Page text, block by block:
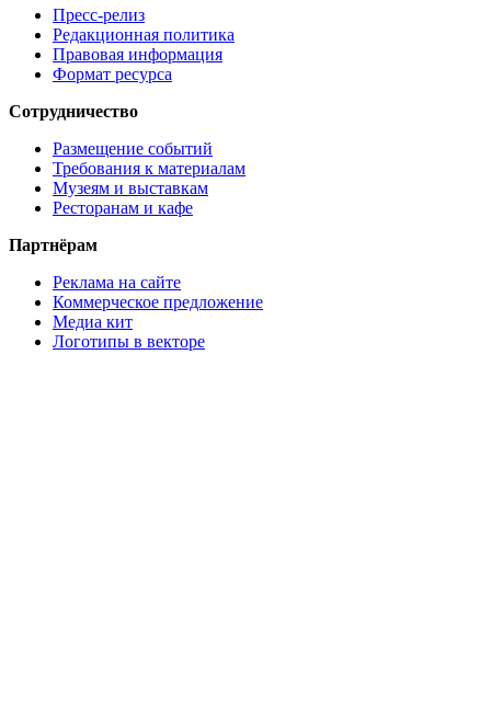
Пресс-релиз
Редакционная политика
Правовая информация
Формат ресурса
Сотрудничество
Размещение событий
Требования к материалам
Музеям и выставкам
Ресторанам и кафе
Партнёрам
Реклама на сайте
Коммерческое предложение
Медиа кит
Логотипы в векторе